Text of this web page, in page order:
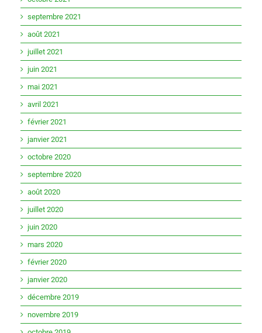
septembre 2021
août 2021
juillet 2021
juin 2021
mai 2021
avril 2021
février 2021
janvier 2021
octobre 2020
septembre 2020
août 2020
juillet 2020
juin 2020
mars 2020
février 2020
janvier 2020
décembre 2019
novembre 2019